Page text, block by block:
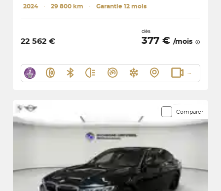
2024 ･ 29 800 km ･ Garantie 12 mois
22 562 €
dès
377 € /mois
Comparer